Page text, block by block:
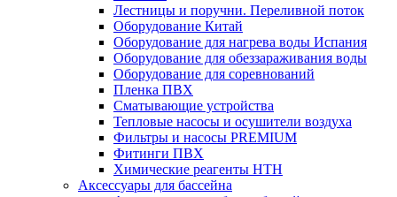
Лестницы и поручни. Переливной поток
Оборудование Китай
Оборудование для нагрева воды Испания
Оборудование для обеззараживания воды
Оборудование для соревнований
Пленка ПВХ
Сматывающие устройства
Тепловые насосы и осушители воздуха
Фильтры и насосы PREMIUM
Фитинги ПВХ
Химические реагенты HTH
Аксессуары для бассейна